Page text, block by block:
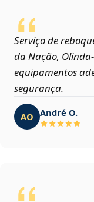
Serviço de
da Nação,
equipamentos
segurança.
AO André O.